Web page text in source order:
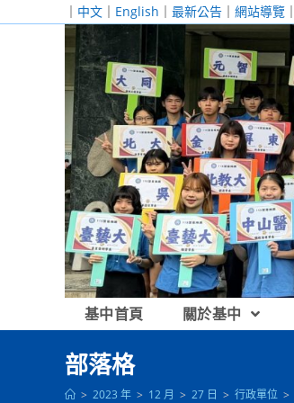
｜ 中文 ｜ English ｜ 最新公告 ｜ 網站導覽 ｜
基中首頁 關於基中
部落格
> 2023 年 > 12 月 > 27 日 > 行政單位 >